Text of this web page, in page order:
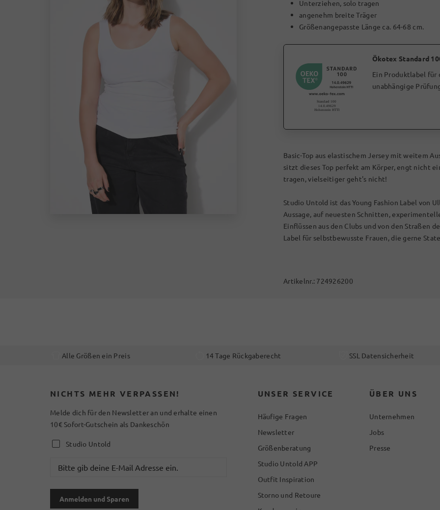
Unterziehen, solo tragen
angenehm breite Träger
Größenangepasste Länge ca. 64-68 cm.
Ökotex Standard
Ein Produktlabel für
unabhängige
Basic-Top aus elastischem Jersey mit weitem
sitzt dieses Top perfekt am Körper, engt nicht
tragen, vielseitiger geht's nicht!
Studio Untold ist das Young Fashion Label von
Aussage, auf neuesten Schnitten,
Einflüssen aus den Clubs und von den Straßen
Label für selbstbewusste Frauen, die gerne
Artikelnr.: 724926200
Alle Größen ein Preis 14 Tage Rückgaberecht SSL Datensicherheit
NICHTS MEHR VERPASSEN!
Melde dich für den Newsletter an und erhalte einen
10€ Sofort-Gutschein als Dankeschön
Studio Untold
Anmelden und Sparen
UNSER SERVICE
Häufige Fragen
Newsletter
Größenberatung
Studio Untold APP
Outfit Inspiration
Storno und Retoure
ÜBER UNS
Unternehmen
Jobs
Presse